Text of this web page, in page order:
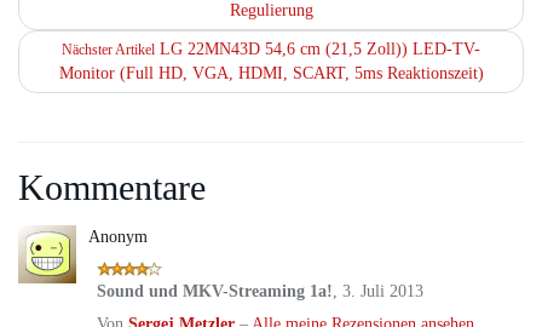
Regulierung
Nächster Artikel LG 22MN43D 54,6 cm (21,5 Zoll)) LED-TV-
Monitor (Full HD, VGA, HDMI, SCART, 5ms Reaktionszeit)
Kommentare
Anonym
Sound und MKV-Streaming 1a!, 3. Juli 2013